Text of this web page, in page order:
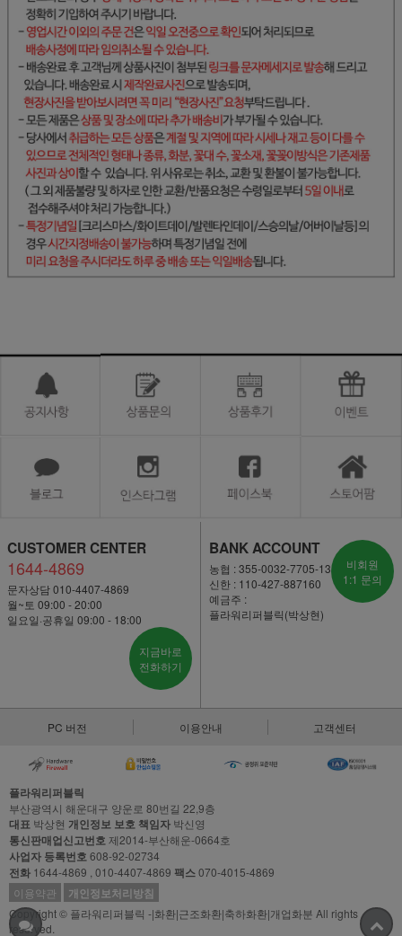
CUSTOMER CENTER
1644-4869
문자상담 010-4407-4869
월~토 09:00 - 20:00
일요일·공휴일 09:00 - 18:00
지금바로
전화하기
BANK ACCOUNT
농협 : 355-0032-7705-13
신한 : 110-427-887160
예금주 :
플라워리퍼블릭(박상현)
비회원
1:1 문의
PC 버전 이용안내 고객센터
플라워리퍼블릭
부산광역시 해운대구 양운로 80번길 22,9층
대표 박상현 개인정보 보호 책임자 박신영
통신판매업신고번호제2014-부산해운-0664호
사업자 등록번호608-92-02734
전화 1644-4869 , 010-4407-4869 팩스070-4015-4869
이용약관
개인정보처리방침
Copyright © 플라워리퍼블릭 -|화환|근조화환|축하화환|개업화분 All rights
reserved.